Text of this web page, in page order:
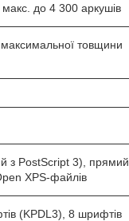
макс. до 4 300 аркушів
максимальної товщини
з PostScript 3), прямий
XPS-файлів
(KPDL3), 8 шрифтів